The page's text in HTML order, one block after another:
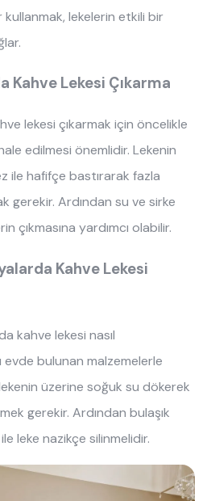
lekelerin etkili bir
Kahve Lekesi Çıkarma
lekesi çıkarmak için öncelikle
edilmesi önemlidir. Lekenin
ile hafifçe bastırarak fazla
gerekir. Ardından su ve sirke
çıkmasına yardımcı olabilir.
Kahve Lekesi
kahve lekesi nasıl
evde bulunan malzemelerle
üzerine soğuk su dökerek
gerekir. Ardından bulaşık
ile leke nazikçe silinmelidir.